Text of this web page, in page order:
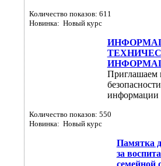
Количество показов: 611
Новинка: Новый курс
Приглашаем
информации
Количество показов: 550
Новинка: Новый курс
Памятка
за
семейной